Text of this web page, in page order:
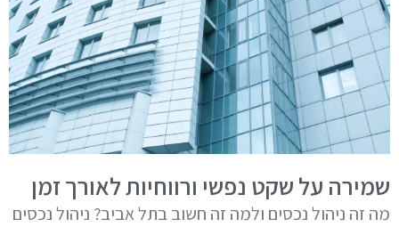
שמירה על שקט נפשי ורווחיות לאורך זמן
מה זה ניהול נכסים ולמה זה חשוב בתל אביב? ניהול נכסים